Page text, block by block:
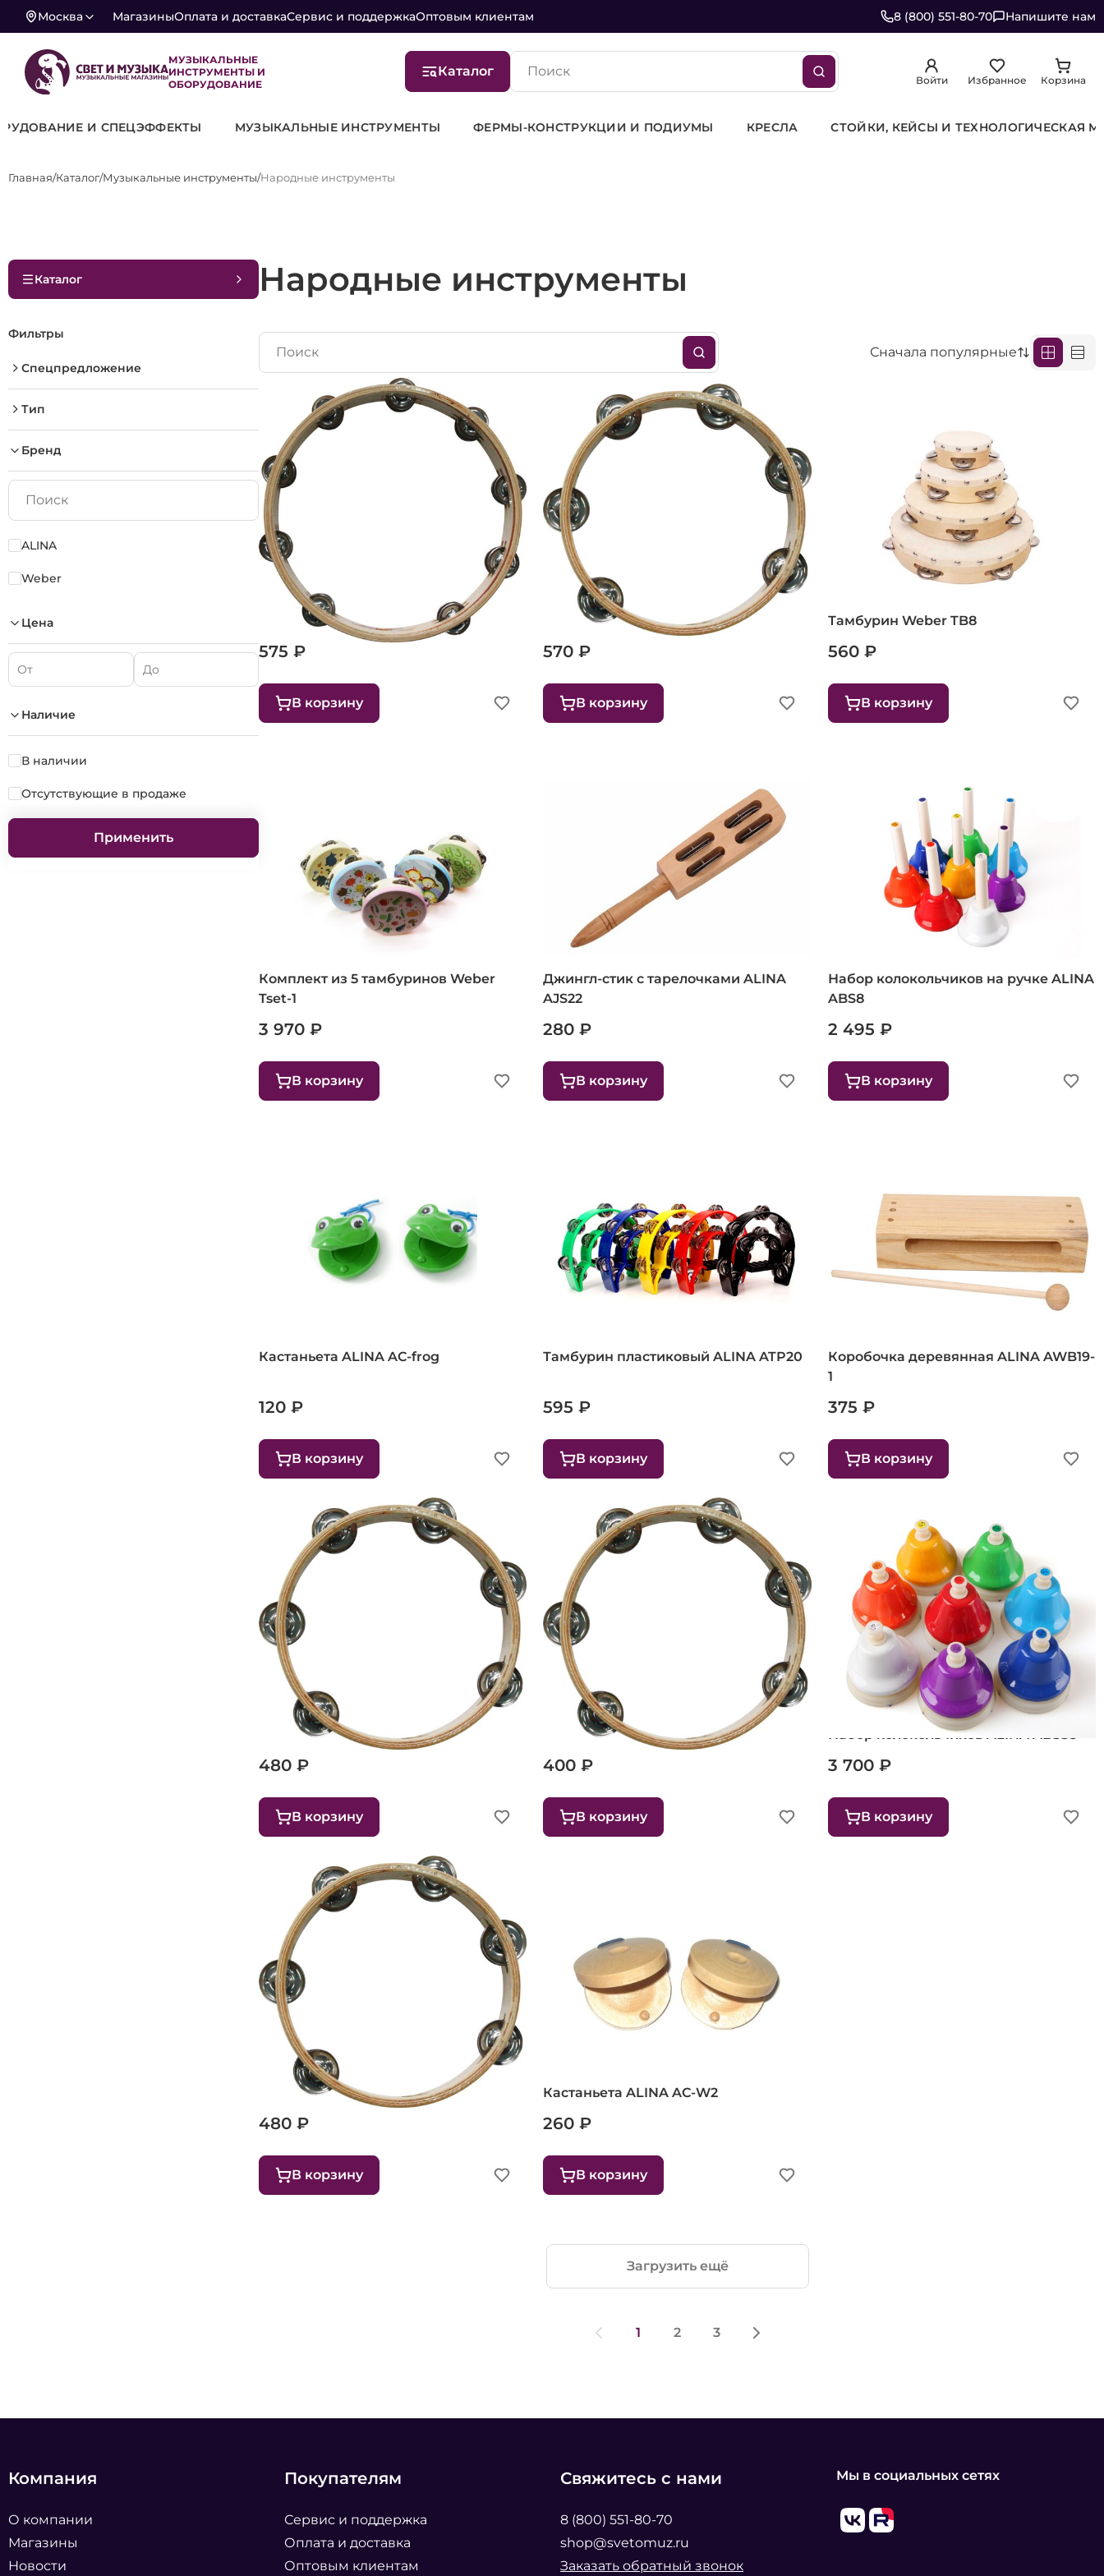
Москва МагазиныОплата и доставкаСервис и поддержкаОптовым клиентам 8 (800) 551-80-70 Напишите нам
МУЗЫКАЛЬНЫЕ
ИНСТРУМЕНТЫ И
ОБОРУДОВАНИЕ
Каталог
Войти Избранное Корзина
МУЗЫКАЛЬНЫЕ ИНСТРУМЕНТЫ ФЕРМЫ-КОНСТРУКЦИИ И ПОДИУМЫ КРЕСЛА СТОЙКИ, КЕЙСЫ И ТЕХНОЛОГИЧЕСКАЯ МЕБЕЛЬ
Главная Каталог Музыкальные инструменты Народные инструменты
Каталог
Фильтры
Спецпредложение
Тип
Бренд
ALINA
Weber
Цена
Наличие
В наличии
Отсутствующие в продаже
Применить
Народные инструменты
Сначала популярные
Тамбурин 30 см Weber WT121
575 ₽
В корзину
Тамбурин 25 см Weber WT102
570 ₽
В корзину
Тамбурин Weber TB8
560 ₽
В корзину
Комплект из 5 тамбуринов Weber
Tset-1
3 970 ₽
В корзину
Джингл-стик с тарелочками ALINA
AJS22
280 ₽
В корзину
Набор колокольчиков на ручке ALINA
ABS8
2 495 ₽
В корзину
Кастаньета ALINA AC-frog
120 ₽
В корзину
Тамбурин пластиковый ALINA ATP20
595 ₽
В корзину
Коробочка деревянная ALINA AWB19-
1
375 ₽
В корзину
Тамбурин 25 см Weber WT101
480 ₽
В корзину
Тамбурин 20 см Weber WT81
400 ₽
В корзину
Набор колокольчиков ALINA ABSS8
3 700 ₽
В корзину
Тамбурин 20 см Weber WT82
480 ₽
В корзину
Кастаньета ALINA AC-W2
260 ₽
В корзину
Загрузить ещё
1 2 3
Компания
О компании
Магазины
Новости
Покупателям
Сервис и поддержка
Оплата и доставка
Оптовым клиентам
Свяжитесь с нами
8 (800) 551-80-70
shop@svetomuz.ru
Заказать обратный звонок
Мы в социальных сетях